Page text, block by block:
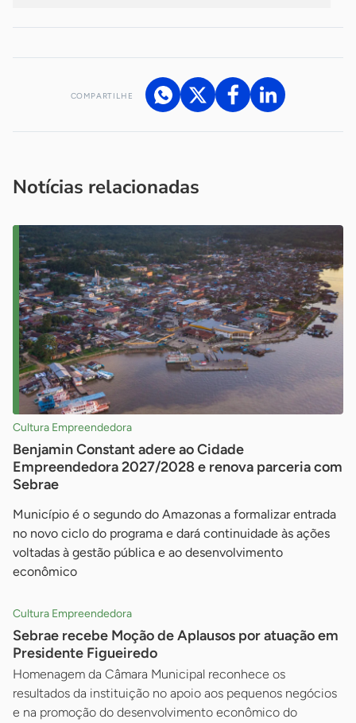
COMPARTILHE
Notícias relacionadas
Cultura Empreendedora
Benjamin Constant adere ao Cidade
Empreendedora 2027/2028 e renova parceria com
Sebrae
Município é o segundo do Amazonas a formalizar entrada
no novo ciclo do programa e dará continuidade às ações
voltadas à gestão pública e ao desenvolvimento
econômico
Cultura Empreendedora
Sebrae recebe Moção de Aplausos por atuação em
Presidente Figueiredo
Homenagem da Câmara Municipal reconhece os
resultados da instituição no apoio aos pequenos negócios
e na promoção do desenvolvimento econômico do